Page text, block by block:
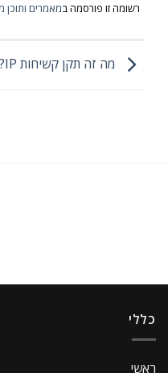
רשומה זו פורסמה במאמרים ותוכן
מה זה תקן קשיחות IP? המדריך המלא לעמידות מוצרים בתנאי סביבה
כללי
ראשי